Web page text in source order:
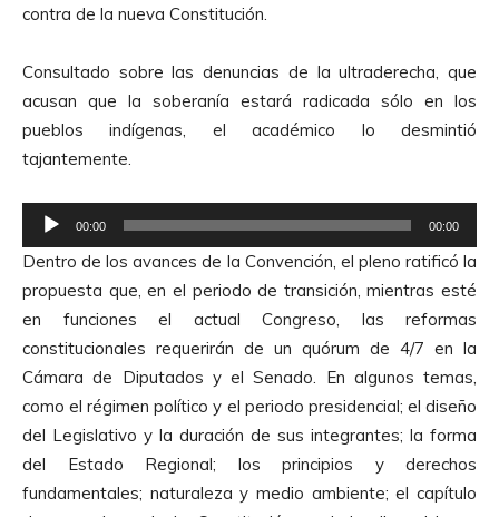
u
i
o
c
o
r
d
e
A
d
i
o
contra de la nueva Constitución.
Consultado sobre las denuncias de la ultraderecha, que
acusan que la soberanía estará radicada sólo en los
pueblos indígenas, el académico lo desmintió
tajantemente.
e
p
r
o
d
u
c
t
o
r
00:00 00:00
Dentro de los avances de la Convención, el pleno ratificó la
propuesta que, en el periodo de transición, mientras esté
en funciones el actual Congreso, las reformas
constitucionales requerirán de un quórum de 4/7 en la
Cámara de Diputados y el Senado. En algunos temas,
como el régimen político y el periodo presidencial; el diseño
del Legislativo y la duración de sus integrantes; la forma
del Estado Regional; los principios y derechos
fundamentales; naturaleza y medio ambiente; el capítulo